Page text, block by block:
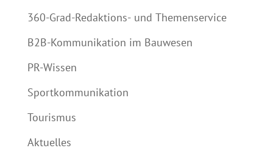
360-Grad-Redaktions- und Themenservice
B2B-Kommunikation im Bauwesen
PR-Wissen
Sportkommunikation
Tourismus
Aktuelles